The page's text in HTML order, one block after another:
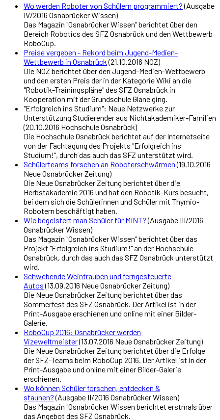
Wo werden Roboter von Schülern programmiert?(Ausgabe
IV/2016 Osnabrücker Wissen)
Das Magazin "Osnabrücker Wissen" berichtet über den
Bereich Robotics des SFZ Osnabrück und den Wettbewerb
RoboCup.
Preise vergeben - Rekord beim Jugend-Medien-
Wettbewerb in Osnabrück(21.10.2016 NOZ)
Die NOZ berichtet über den Jugend-Medien-Wettbewerb
und den ersten Preis der in der Kategorie Wiki an die
"Robotik-Trainingspläne" des SFZ Osnabrück in
Kooperation mit der Grundschule Glane ging.
"Erfolgreich ins Studium": Neue Netzwerke zur
Unterstützung Studierender aus Nichtakademiker-Familien
(20.10.2016 Hochschule Osnabrück)
Die Hochschule Osnabrück berichtet auf der Internetseite
von der Fachtagung des Projekts "Erfolgreich ins
Studium!", durch das auch das SFZ unterstützt wird.
Schülerteams forschen an Roboterschwärmen(19.10.2016
Neue Osnabrücker Zeitung)
Die Neue Osnabrücker Zeitung berichtet über die
Herbstakademie 2016 und hat den Robotik-Kurs besucht,
bei dem sich die Schülerinnen und Schüler mit Thymio-
Robotern beschäftigt haben.
Wie begeistert man Schüler für MINT?(Ausgabe III/2016
Osnabrücker Wissen)
Das Magazin "Osnabrücker Wissen" berichtet über das
Projekt "Erfolgreich ins Studium!" an der Hochschule
Osnabrück, durch das auch das SFZ Osnabrück unterstützt
wird.
Schwebende Weintrauben und ferngesteuerte
Autos(13.09.2016 Neue Osnabrücker Zeitung)
Die Neue Osnabrücker Zeitung berichtet über das
Sommerfest des SFZ Osnabrück. Der Artikel ist in der
Print-Ausgabe erschienen und online mit einer Bilder-
Galerie.
RoboCup 2016: Osnabrücker werden
Vizeweltmeister(13.07.2016 Neue Osnabrücker Zeitung)
Die Neue Osnabrücker Zeitung berichtet über die Erfolge
der SFZ-Teams beim RoboCup 2016. Der Artikel ist in der
Print-Ausgabe und online mit einer Bilder-Galerie
erschienen.
Wo können Schüler forschen, entdecken &
staunen?(Ausgabe II/2016 Osnabrücker Wissen)
Das Magazin "Osnabrücker Wissen berichtet erstmals über
das Angebot des SFZ Osnabrück.